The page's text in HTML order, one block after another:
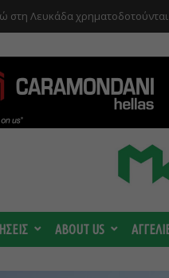
και ωριμάζουν οι
ABOUT US